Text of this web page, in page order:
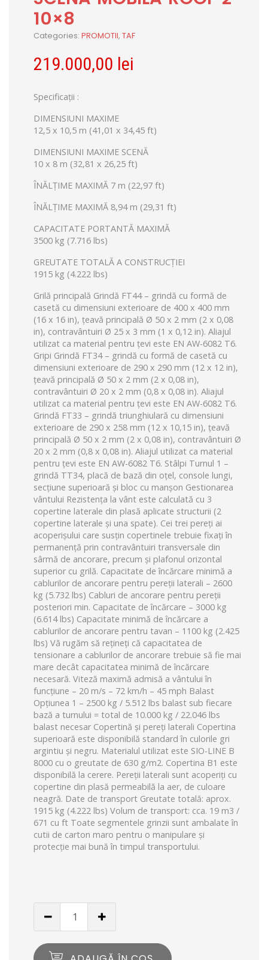
10×8
Categories: PROMOTII, TAF
219.000,00 lei
Specificații :
DIMENSIUNI MAXIME
12,5 x 10,5 m (41,01 x 34,45 ft)
DIMENSIUNI MAXIME SCENĂ
10 x 8 m (32,81 x 26,25 ft)
ÎNĂLȚIME MAXIMĂ 7 m (22,97 ft)
ÎNĂLȚIME MAXIMĂ 8,94 m (29,31 ft)
CAPACITATE PORTANTĂ MAXIMĂ
3500 kg (7.716 lbs)
GREUTATE TOTALĂ A CONSTRUCȚIEI
1915 kg (4.222 lbs)
Grilă principală Grindă FT44 – grindă cu formă de
casetă cu dimensiuni exterioare de 400 x 400 mm
(16 x 16 in), țeavă principală Ø 50 x 2 mm (2 x 0,08
in), contravântuiri Ø 25 x 3 mm (1 x 0,12 in). Aliajul
utilizat ca material pentru țevi este EN AW-6082 T6.
Gripi Grindă FT34 – grindă cu formă de casetă cu
dimensiuni exterioare de 290 x 290 mm (12 x 12 in),
țeavă principală Ø 50 x 2 mm (2 x 0,08 in),
contravântuiri Ø 20 x 2 mm (0,8 x 0,08 in). Aliajul
utilizat ca material pentru țevi este EN AW-6082 T6.
Grindă FT33 – grindă triunghiulară cu dimensiuni
exterioare de 290 x 258 mm (12 x 10,15 in), țeavă
principală Ø 50 x 2 mm (2 x 0,08 in), contravântuiri Ø
20 x 2 mm (0,8 x 0,08 in). Aliajul utilizat ca material
pentru țevi este EN AW-6082 T6. Stâlpi Turnul 1 –
grindă TT34, placă de bază din oțel, console lungi,
secțiune superioară și bloc cu manșon Gestionarea
vântului Rezistența la vânt este calculată cu 3
copertine laterale din plasă aplicate structurii (2
copertine laterale și una spate). Cei trei pereți ai
acoperișului care susțin copertinele trebuie fixați în
permanență prin contravântuiri transversale din
sârmă de ancorare, precum și plafonul orizontal
superior cu grilă. Capacitate de încărcare minimă a
cablurilor de ancorare pentru pereții laterali – 2600
kg (5.732 lbs) Cabluri de ancorare pentru pereții
posteriori min. Capacitate de încărcare – 3000 kg
(6.614 lbs) Capacitate minimă de încărcare a
cablurilor de ancorare pentru tavan – 1100 kg (2.425
lbs) Vă rugăm să rețineți că capacitatea de
tensionare a cablurilor de ancorare trebuie să fie mai
mare decât capacitatea minimă de încărcare
necesară. Viteză maximă admisă a vântului în
funcțiune – 20 m/s – 72 km/h – 45 mph Balast
Opțiunea 1 – 2500 kg / 5.512 lbs balast sub fiecare
bază a turnului = total de 10.000 kg / 22.046 lbs
balast necesar Copertină și pereți laterali Copertina
superioară este disponibilă standard în culorile gri
argintiu și negru. Materialul utilizat este SIO-LINE B
8000 cu o greutate de 630 g/m2. Copertina B1 este
disponibilă la cerere. Pereții laterali sunt acoperiți cu
copertine din plasă permeabilă la aer, de culoare
neagră. Date de transport Greutate totală: aprox.
1915 kg (4.222 lbs) Volum de transport: cca. 19 m3 /
671 cu ft Toate segmentele grinzii sunt ambalate în
cutii de carton maro pentru o manipulare și
protecție mai bună în timpul transportului.